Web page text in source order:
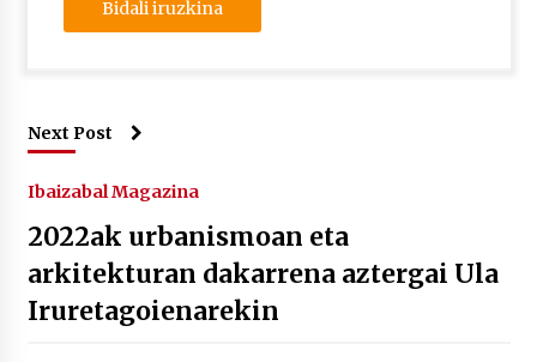
Next Post
Ibaizabal Magazina
2022ak urbanismoan eta
arkitekturan dakarrena aztergai Ula
Iruretagoienarekin